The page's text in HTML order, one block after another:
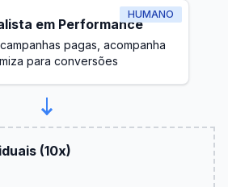
HUMANO
em Performance
pagas, acompanha
para conversões
(10x)